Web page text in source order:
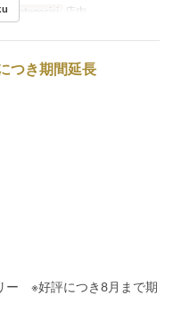
Kategorisi 店内
つき期間延長
ー ※好評につき8月まで期